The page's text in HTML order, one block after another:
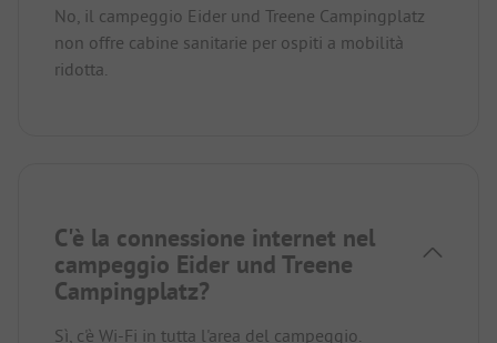
No, il campeggio Eider und Treene Campingplatz
non offre cabine sanitarie per ospiti a mobilità
ridotta.
C'è la connessione internet nel
campeggio Eider und Treene
Campingplatz?
Sì, c'è Wi-Fi in tutta l'area del campeggio.